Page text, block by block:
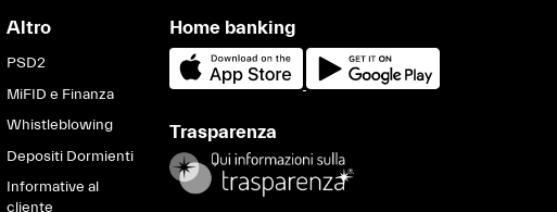
Altro
PSD2
MiFID e Finanza
Whistleblowing
Depositi Dormienti
Informative al
cliente
Home banking
Trasparenza